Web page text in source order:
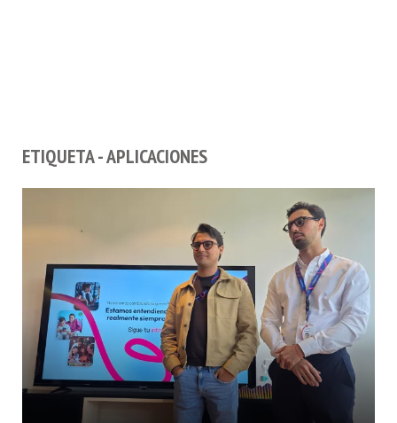
ETIQUETA - APLICACIONES